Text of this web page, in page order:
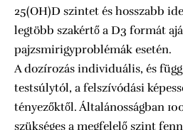
25(OH)D szintet és hosszabb
legtöbb szakértő a D3 formát
pajzsmirigyproblémák esetén.
A dozírozás individuális, és
testsúlytól, a felszívódási
tényezőktől. Általánosságban
szükséges a megfelelő szint